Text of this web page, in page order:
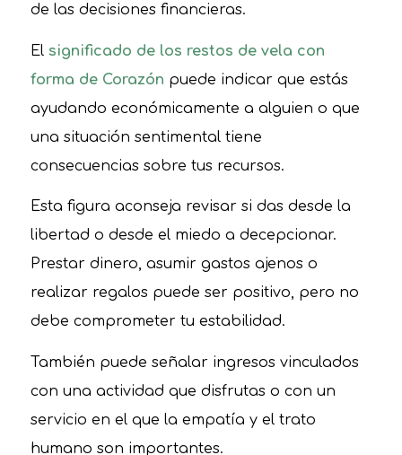
de las decisiones financieras.
El significado de los restos de vela con
forma de Corazón puede indicar que estás
ayudando económicamente a alguien o que
una situación sentimental tiene
consecuencias sobre tus recursos.
Esta figura aconseja revisar si das desde la
libertad o desde el miedo a decepcionar.
Prestar dinero, asumir gastos ajenos o
realizar regalos puede ser positivo, pero no
debe comprometer tu estabilidad.
También puede señalar ingresos vinculados
con una actividad que disfrutas o con un
servicio en el que la empatía y el trato
humano son importantes.